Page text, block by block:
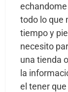
todo lo que
tiempo y
necesito
una tienda
la
el tener